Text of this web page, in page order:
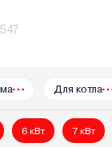
547
Для котла
6 кВт 7 кВт